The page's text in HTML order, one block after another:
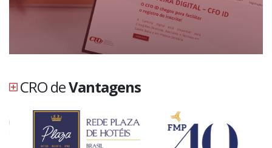
CRO deVantagens